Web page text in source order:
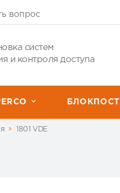
вопрос
систем
и контроля доступа
БЛОКПОСТ
1801 VDE